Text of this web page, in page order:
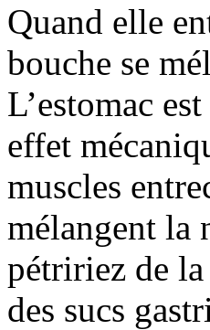
Quand elle
bouche se
L’estomac
effet
muscles
mélangent la
pétririez de la
des sucs